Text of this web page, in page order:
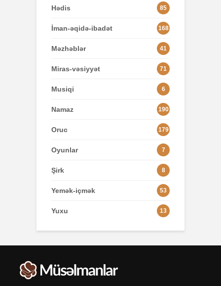
Hədis 85
İman-əqidə-ibadət 168
Məzhəblər 41
Miras-vəsiyyət 71
Musiqi 6
Namaz 190
Oruc 179
Oyunlar 7
Şirk 8
Yemək-içmək 53
Yuxu 13